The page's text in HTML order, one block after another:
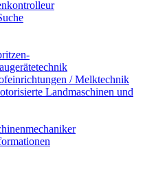
/ Melktechnik
Landmaschinen und